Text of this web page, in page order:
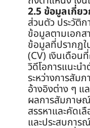
2.5 ข้อมูลเกี่ย
ส่วนตัว ประวัติ
ข้อมูลตามเอก
ข้อมูลที่ปรากฏ
(CV) เงินเดือ
วิดีโอการแนะน
ระหว่างการสั
อ้างอิงต่าง ๆ แ
ผลการสัมภาษ
สรรหาและคัดเ
และประสบกา